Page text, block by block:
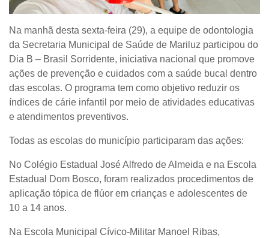
Na manhã desta sexta-feira (29), a equipe de odontologia
da Secretaria Municipal de Saúde de Mariluz participou do
Dia B – Brasil Sorridente, iniciativa nacional que promove
ações de prevenção e cuidados com a saúde bucal dentro
das escolas. O programa tem como objetivo reduzir os
índices de cárie infantil por meio de atividades educativas
e atendimentos preventivos.
Todas as escolas do município participaram das ações:
No Colégio Estadual José Alfredo de Almeida e na Escola
Estadual Dom Bosco, foram realizados procedimentos de
aplicação tópica de flúor em crianças e adolescentes de
10 a 14 anos.
Na Escola Municipal Cívico-Militar Manoel Ribas,